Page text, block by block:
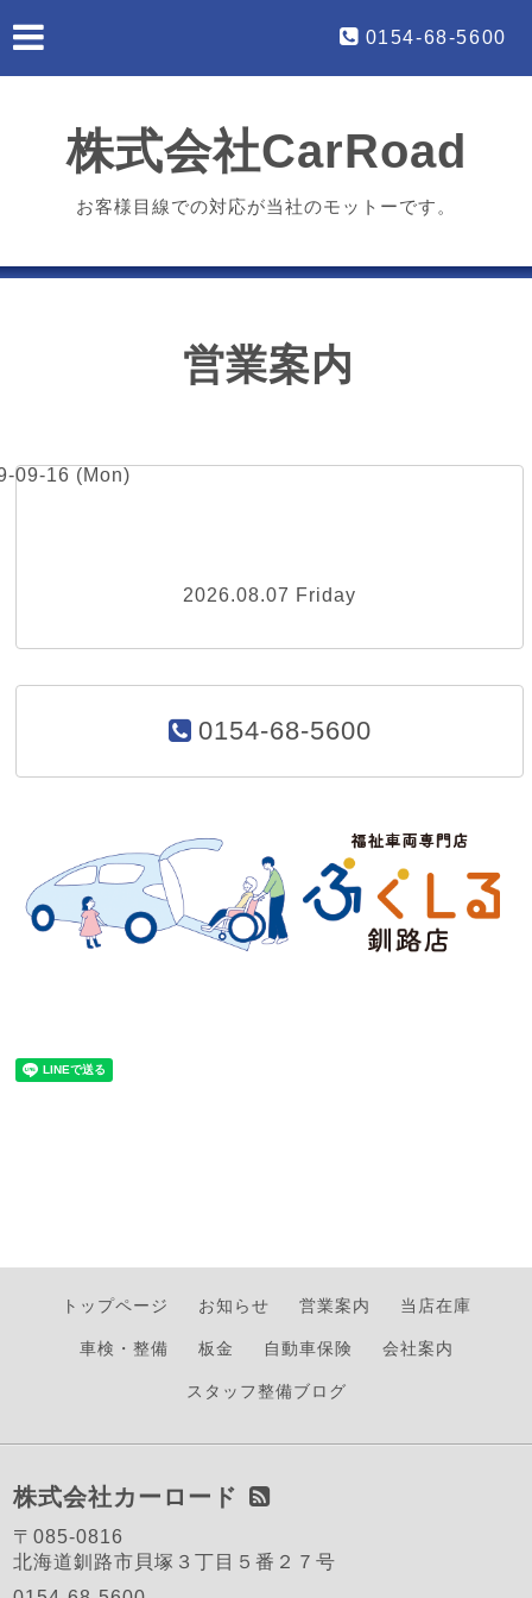
0154-68-5600
株式会社CarRoad
お客様目線での対応が当社のモットーです。
営業案内
09-16 (Mon)
2026.08.07 Friday
0154-68-5600
トップページ お知らせ 営業案内 当店在庫
車検・整備 板金 自動車保険 会社案内
スタッフ整備ブログ
株式会社カーロード
〒085-0816
北海道釧路市貝塚３丁目５番２７号